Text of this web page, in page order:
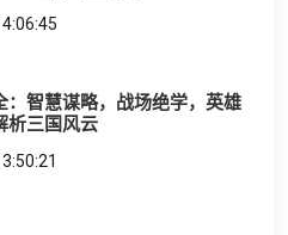
：智慧谋略，战场绝学，英雄
析三国风云